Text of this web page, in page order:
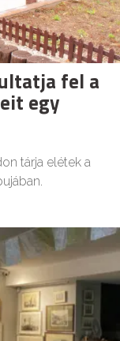
fel a
egy
tárja elétek a